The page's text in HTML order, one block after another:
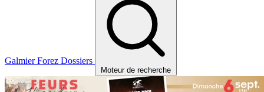
GalmierForez Dossiers
Moteur de recherche